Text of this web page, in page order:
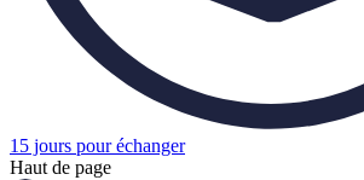
15 jours pour échanger
Haut de page